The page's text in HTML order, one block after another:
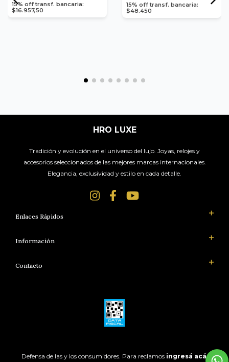
15% off transf. bancaria:
$16.957,50
15% off transf. bancaria:
$48.450
HRO LUXE
Tradición y evolución en el universo del lujo. Joyas, relojes y
accesorios seleccionados de las mejores marcas internacionales.
Elegancia, exclusividad y estilo en cada detalle.
Enlaces Rápidos
Información
Contacto
Defensa de las y los consumidores. Para reclamos ingresá acá.